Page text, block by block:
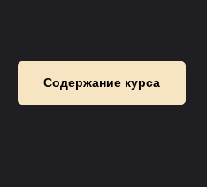
Содержание курса